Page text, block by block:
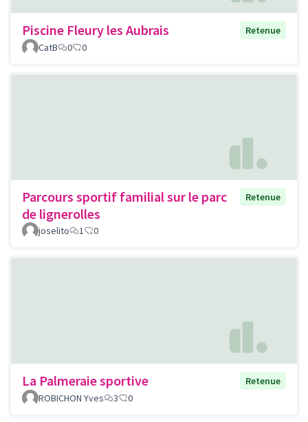
Piscine Fleury les Aubrais
Retenue
CatB
0 0
Parcours sportif familial sur le parc
de lignerolles
Retenue
joselito 1 0
La Palmeraie sportive
Retenue
ROBICHON Yves
3 0